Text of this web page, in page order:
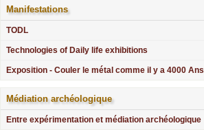
Manifestations
TODL
Technologies of Daily life exhibitions
Exposition - Couler le métal comme il y a 4000 Ans
Médiation archéologique
Entre expérimentation et médiation archéologique